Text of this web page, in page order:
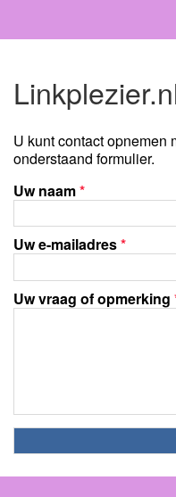
U kunt contact opnemen
onderstaand formulier.
Uw naam*
Uw e-mailadres*
Uw vraag of opmerking